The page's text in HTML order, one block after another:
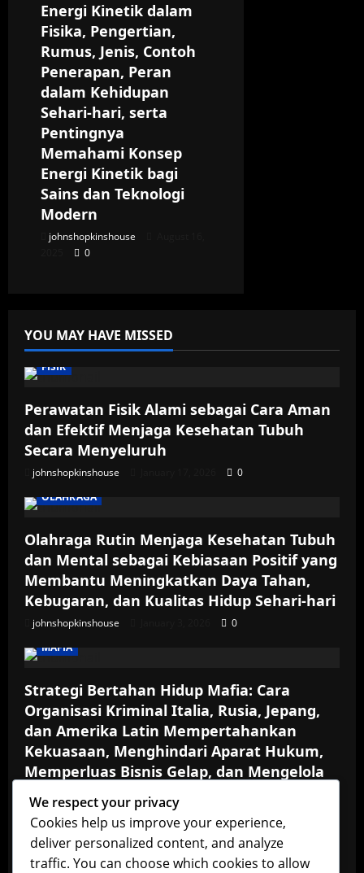
Energi Kinetik dalam
Fisika, Pengertian,
Rumus, Jenis, Contoh
Penerapan, Peran
dalam Kehidupan
Sehari-hari, serta
Pentingnya
Memahami Konsep
Energi Kinetik bagi
Sains dan Teknologi
Modern
johnshopkinshouse
0
YOU MAY HAVE MISSED
FISIK
Perawatan Fisik Alami sebagai Cara Aman
dan Efektif Menjaga Kesehatan Tubuh
Secara Menyeluruh
johnshopkinshouse
0
OLAHRAGA
Olahraga Rutin Menjaga Kesehatan Tubuh
dan Mental sebagai Kebiasaan Positif yang
Membantu Meningkatkan Daya Tahan,
Kebugaran, dan Kualitas Hidup Sehari-hari
johnshopkinshouse
0
MAFIA
Strategi Bertahan Hidup Mafia: Cara
Organisasi Kriminal Italia, Rusia, Jepang,
dan Amerika Latin Mempertahankan
Kekuasaan, Menghindari Aparat Hukum,
Memperluas Bisnis Gelap, dan Mengelola
Konflik Internal serta Ancaman dari
Kompetitor
johnshopkinshouse October 30, 2025
MAFIA
We respect your privacy
Cookies help us improve your experience,
deliver personalized content, and analyze
traffic. You can choose which cookies to allow